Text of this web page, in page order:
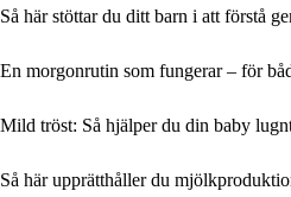
Så här stöttar du ditt barn i att förstå
En morgonrutin som fungerar – för
Mild tröst: Så hjälper du din baby
Så här upprätthåller du